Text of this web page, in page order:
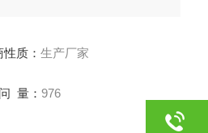
性质：生产厂家
量：976